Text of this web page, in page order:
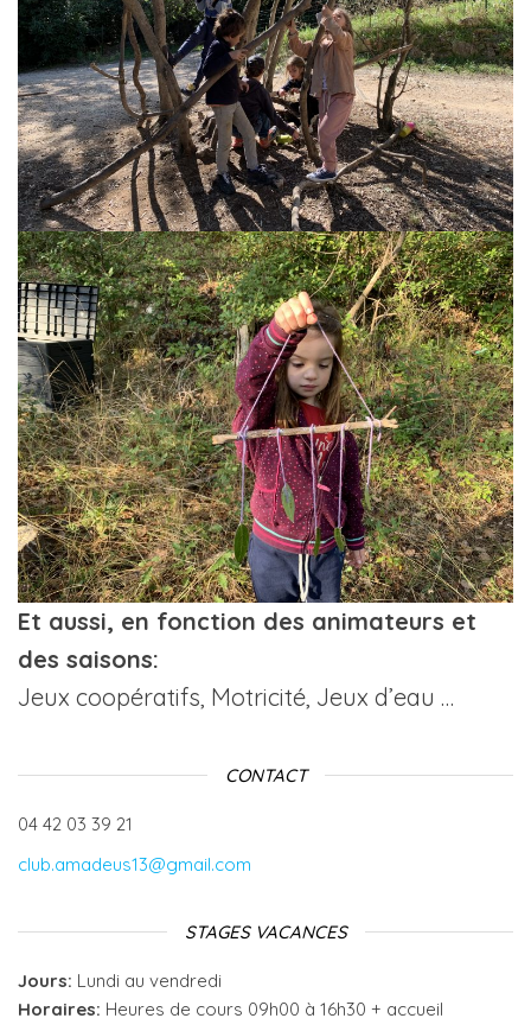
Et aussi, en fonction des animateurs et
des saisons:
Jeux coopératifs, Motricité, Jeux d’eau …
CONTACT
04 42 03 39 21
club.amadeus13@gmail.com
STAGES VACANCES
Jours: Lundi au vendredi
Horaires: Heures de cours 09h00 à 16h30 + accueil